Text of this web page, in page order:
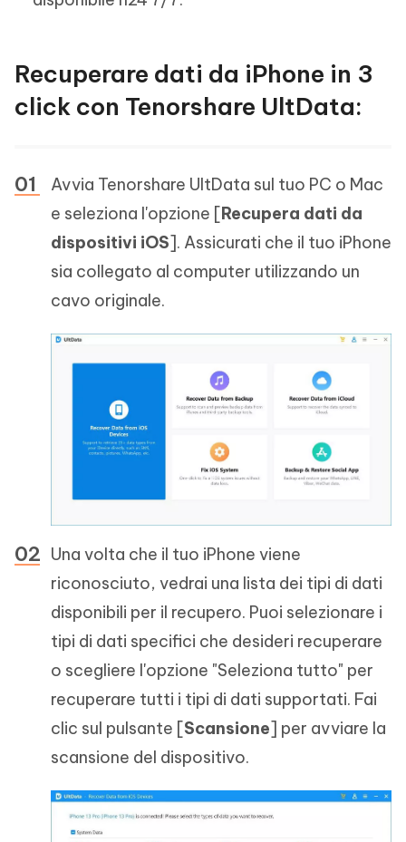
Recuperare dati da iPhone in 3
click con Tenorshare UltData:
Avvia Tenorshare UltData sul tuo PC o Mac
e seleziona l'opzione [Recupera dati da
dispositivi iOS]. Assicurati che il tuo iPhone
sia collegato al computer utilizzando un
cavo originale.
Una volta che il tuo iPhone viene
riconosciuto, vedrai una lista dei tipi di dati
disponibili per il recupero. Puoi selezionare i
tipi di dati specifici che desideri recuperare
o scegliere l'opzione "Seleziona tutto" per
recuperare tutti i tipi di dati supportati. Fai
clic sul pulsante [Scansione] per avviare la
scansione del dispositivo.